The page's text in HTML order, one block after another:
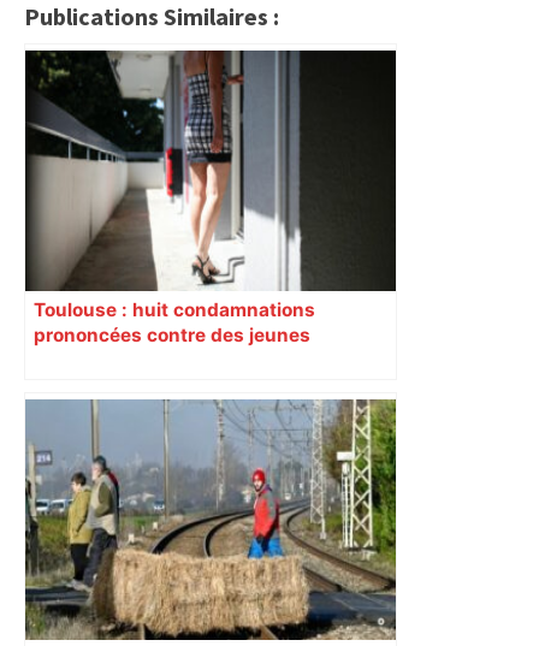
Publications Similaires :
Toulouse : huit condamnations
prononcées contre des jeunes